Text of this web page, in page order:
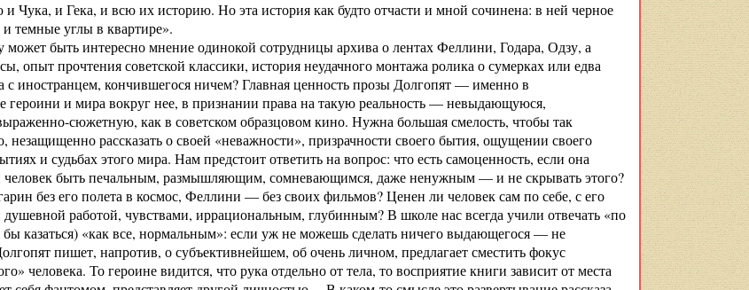
Чука, и Гека, и всю их историю. Но эта история как будто отчасти и мной сочинена: в ней черное
темные углы в квартире».
может быть интересно мнение одинокой сотрудницы архива о лентах Феллини, Годара, Одзу, а
опыт прочтения совет­ской классики, история неудачного монтажа ролика о сумерках или едва
с иностранцем, кончившегося ничем? Главная ценность прозы Долгопят — именно в
героини и мира вокруг нее, в признании права на такую реальность — невыдающуюся,
сюжетную, как в советском образцовом кино. Нужна большая смелость, чтобы так
незащищенно рассказать о своей «неважности», призрачности своего бытия, ощущении своего
и судьбах этого мира. Нам предстоит ответить на вопрос: что есть самоценность, если она
человек быть печальным, размышляющим, сомневающимся, даже ненужным — и не скрывать этого?
без его полета в космос, Феллини — без своих фильмов? Ценен ли человек сам по себе, с его
работой, чувствами, иррациональным, глубинным? В школе нас всегда учили отвечать «по
бы казаться) «как все, нормальным»: если уж не можешь сделать ничего выдающегося — не
пишет, напротив, о субъективнейшем, об очень личном, предлагает сместить фокус
человека. То героине видится, что рука отдельно от тела, то восприятие книги зависит от места